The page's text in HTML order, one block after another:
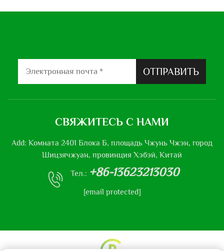
ОТПРАВИТЬ
СВЯЖИТЕСЬ С НАМИ
Add: Комната 2401 Блока Б, площадь Чжунь Чжэн, город
Шицзячжуан, провинция Хэбэй, Китай
Тел.: +86-13623213030
[email protected]